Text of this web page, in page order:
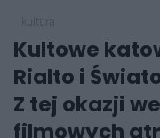
Kultowe
Rialto i
Z tej okazji
filmowych